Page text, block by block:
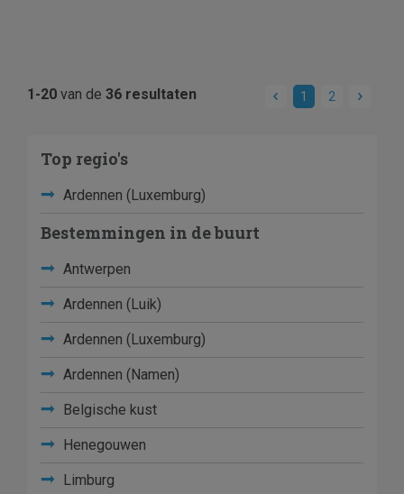
1-20 van de 36 resultaten 1 2
Top regio's
Ardennen (Luxemburg)
Bestemmingen in de buurt
Antwerpen
Ardennen (Luik)
Ardennen (Luxemburg)
Ardennen (Namen)
Belgische kust
Henegouwen
Limburg